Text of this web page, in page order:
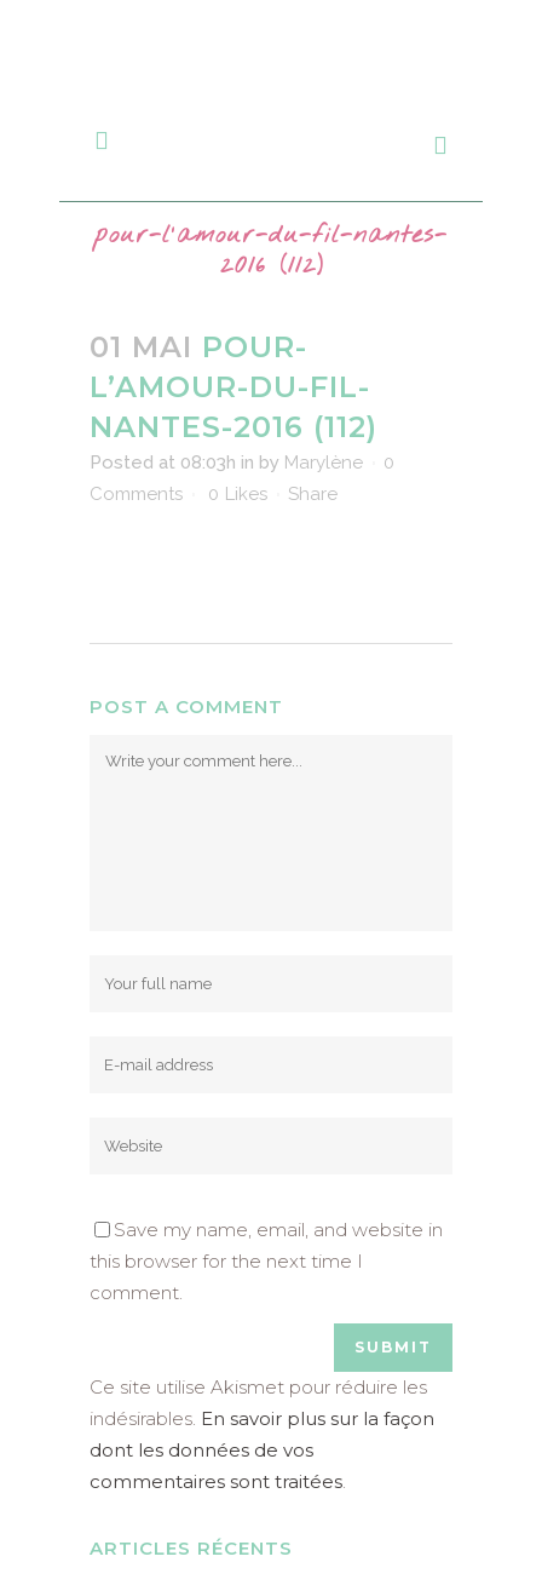
pour-l’amour-du-fil-nantes-
2016 (112)
01 MAI POUR-
L’AMOUR-DU-FIL-
NANTES-2016 (112)
Posted at 08:03h in by Marylène
0
Comments
0 Likes Share
POST A COMMENT
Save my name, email, and website in
this browser for the next time I
comment.
Ce site utilise Akismet pour réduire les
indésirables. En savoir plus sur la façon
dont les données de vos
commentaires sont traitées.
ARTICLES RÉCENTS